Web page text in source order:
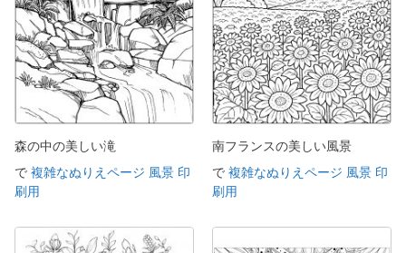
森の中の美しい滝
で 複雑なぬりえページ 風景 印
刷用
南フランスの美しい風景
で 複雑なぬりえページ 風景 印
刷用